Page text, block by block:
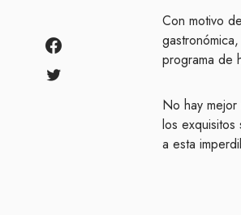
Con motivo
programa de
No hay
los
a esta